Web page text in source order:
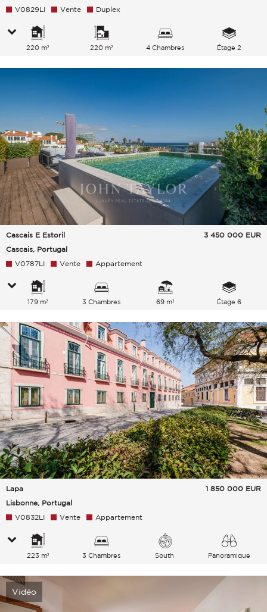
V0829LI Vente Duplex
220 m² 220 m² 4 Chambres Étage 2
Cascais E Estoril
Cascais, Portugal
3 450 000 EUR
V0787LI Vente Appartement
179 m² 3 Chambres 69 m² Étage 6
Lapa
Lisbonne, Portugal
1 850 000 EUR
V0832LI Vente Appartement
223 m² 3 Chambres South Panoramique
Vidéo